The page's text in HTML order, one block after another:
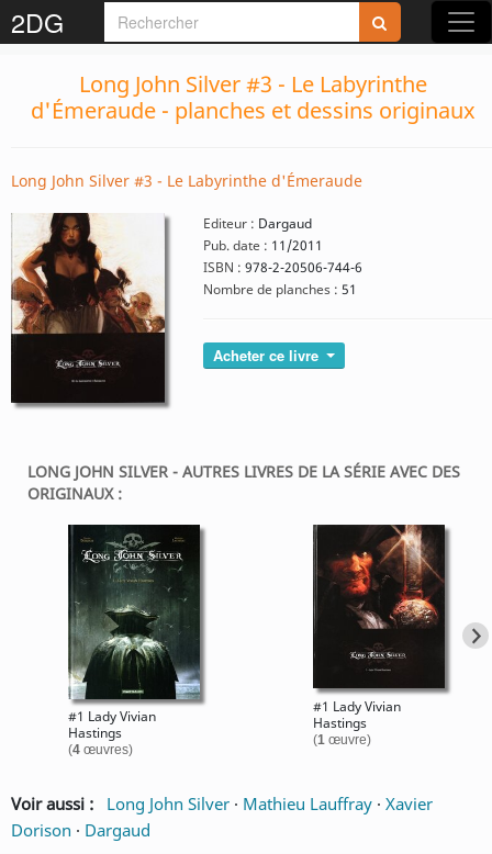
2DG
Long John Silver #3 - Le Labyrinthe
d'Émeraude - planches et dessins originaux
Long John Silver #3 - Le Labyrinthe d'Émeraude
Editeur : Dargaud
Pub. date : 11/2011
ISBN : 978-2-20506-744-6
Nombre de planches : 51
Acheter ce livre
LONG JOHN SILVER - AUTRES LIVRES DE LA SÉRIE AVEC DES
ORIGINAUX :
#1 Lady Vivian
Hastings
(4œuvres)
#1 Lady Vivian
Hastings
(1 œuvre)
Voir aussi : Long John Silver · Mathieu Lauffray · Xavier
Dorison · Dargaud